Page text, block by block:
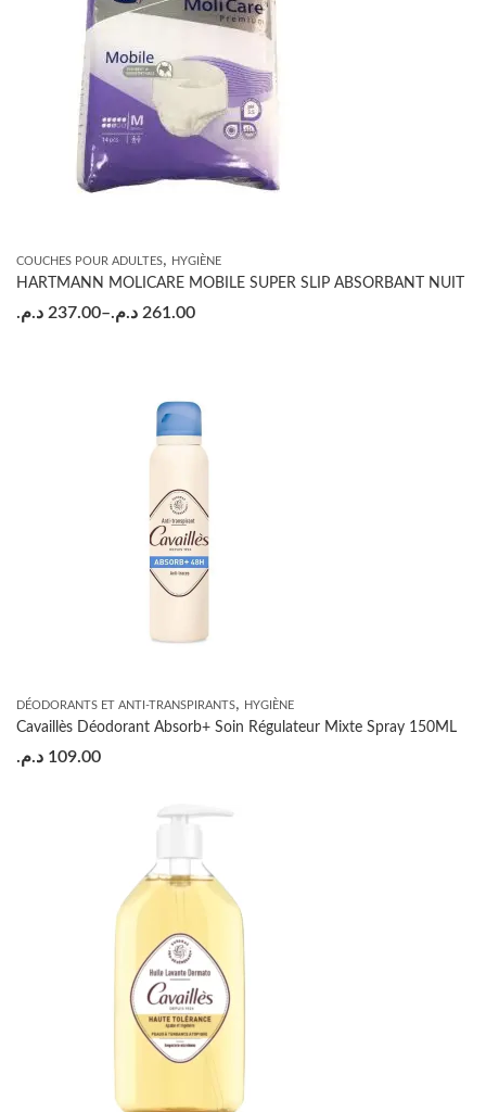
COUCHES POUR ADULTES, HYGIÈNE
HARTMANN MOLICARE MOBILE SUPER SLIP ABSORBANT NUIT
237.00 د.م. – 261.00 د.م.
DÉODORANTS ET ANTI-TRANSPIRANTS, HYGIÈNE
Cavaillès Déodorant Absorb+ Soin Régulateur Mixte Spray 150ML
109.00 د.م.